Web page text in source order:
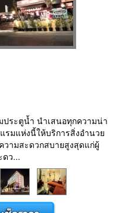
ประตูน้ำ นำเสนอทุกความน่า
รมแห่งนี้ให้บริการสิ่งอำนวย
วามสะดวกสบายสูงสุดแก่ผู้
ดว...